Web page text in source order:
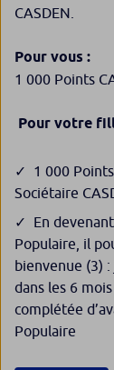
CASDEN.
Pour vous :
1 000 Points
Pour votre
1 000
Sociétaire
En
Populaire, il
bienvenue (3)
dans les 6
complétée
Populaire